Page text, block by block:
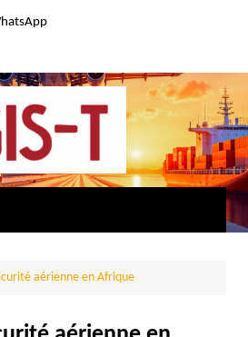
aérienne en Afrique